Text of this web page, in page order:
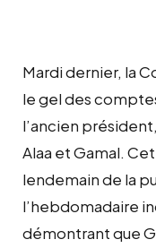
Mardi dernier, la
le gel des
l’ancien
Alaa et Gamal.
lendemain de la
l’hebdomadaire
démontrant que